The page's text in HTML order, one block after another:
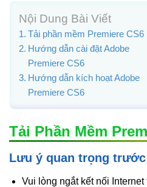
Nội Dung Bài Viết
Tải phần mềm Premiere CS6
Hướng dẫn cài đặt Adobe
Premiere CS6
Hướng dẫn kích hoạt Adobe
Premiere CS6
Tải Phần Mềm
Lưu ý quan trọng
Vui lòng ngắt kết nối